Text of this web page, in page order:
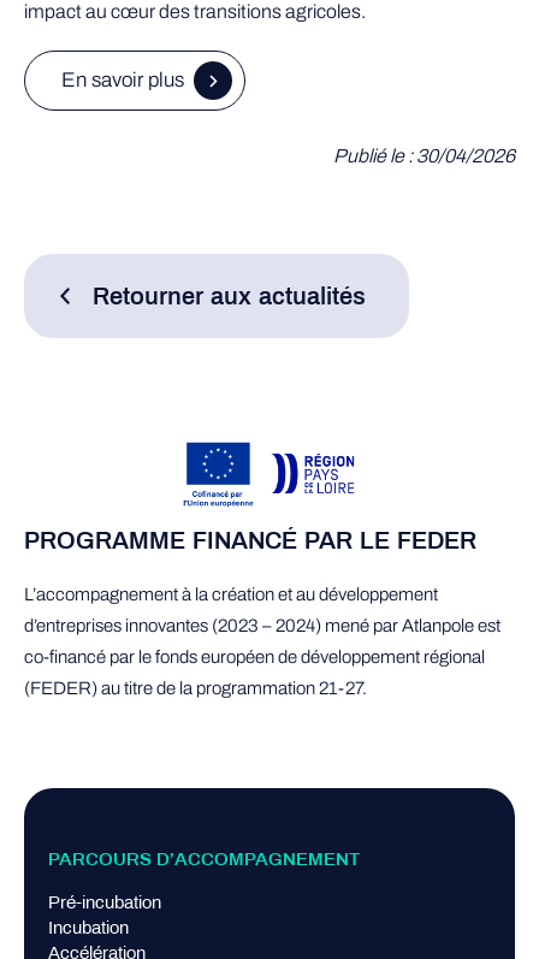
impact au cœur des transitions agricoles.
En savoir plus
Publié le : 30/04/2026
Retourner aux actualités
PROGRAMME FINANCÉ PAR LE FEDER
L’accompagnement à la création et au développement
d’entreprises innovantes (2023 – 2024) mené par Atlanpole est
co-financé par le fonds européen de développement régional
(FEDER) au titre de la programmation 21-27.
PARCOURS D’ACCOMPAGNEMENT
Pré-incubation
Incubation
Accélération